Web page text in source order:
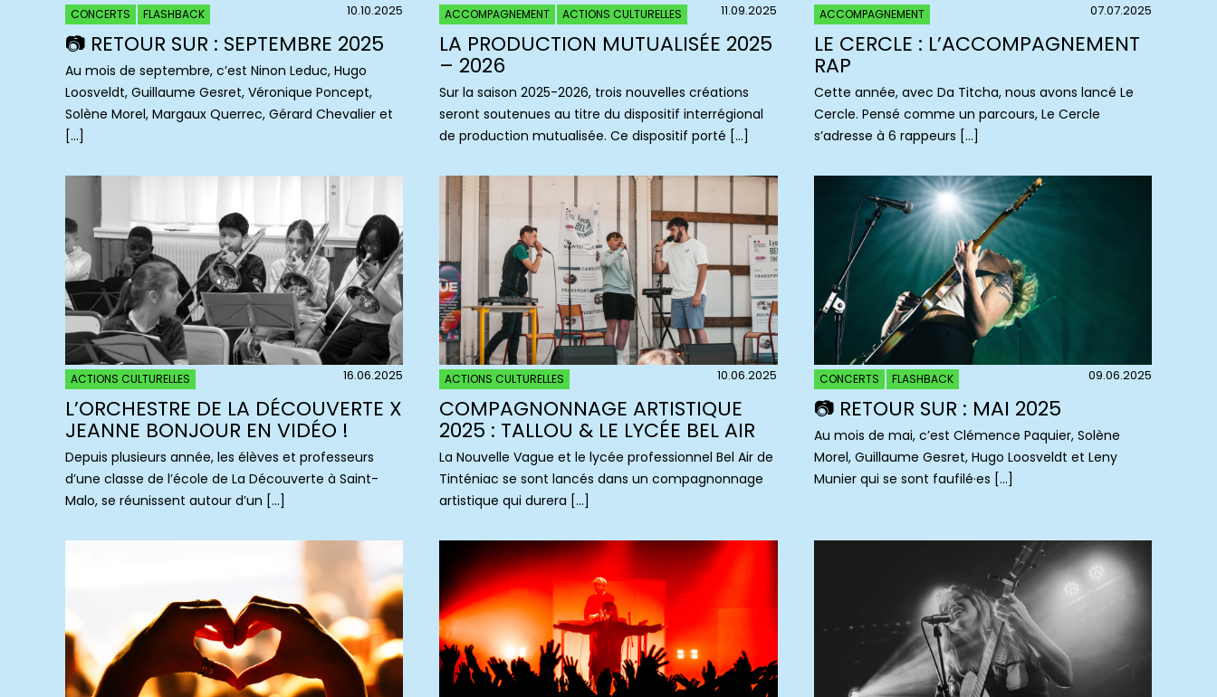
CONCERTS FLASHBACK 10.10.2025
📷 RETOUR SUR : SEPTEMBRE 2025
Au mois de septembre, c’est Ninon Leduc, Hugo
Loosveldt, Guillaume Gesret, Véronique Poncept,
Solène Morel, Margaux Querrec, Gérard Chevalier et
[…]
ACCOMPAGNEMENT ACTIONS CULTURELLES 11.09.2025
LA PRODUCTION MUTUALISÉE 2025
– 2026
Sur la saison 2025-2026, trois nouvelles créations
seront soutenues au titre du dispositif interrégional
de production mutualisée. Ce dispositif porté […]
ACCOMPAGNEMENT 07.07.2025
LE CERCLE : L’ACCOMPAGNEMENT
RAP
Cette année, avec Da Titcha, nous avons lancé Le
Cercle. Pensé comme un parcours, Le Cercle
s’adresse à 6 rappeurs […]
ACTIONS CULTURELLES 16.06.2025
L’ORCHESTRE DE LA DÉCOUVERTE X
JEANNE BONJOUR EN VIDÉO !
Depuis plusieurs année, les élèves et professeurs
d’une classe de l’école de La Découverte à Saint-
Malo, se réunissent autour d’un […]
ACTIONS CULTURELLES 10.06.2025
COMPAGNONNAGE ARTISTIQUE
2025 : TALLOU & LE LYCÉE BEL AIR
La Nouvelle Vague et le lycée professionnel Bel Air de
Tinténiac se sont lancés dans un compagnonnage
artistique qui durera […]
CONCERTS FLASHBACK 09.06.2025
📷 RETOUR SUR : MAI 2025
Au mois de mai, c’est Clémence Paquier, Solène
Morel, Guillaume Gesret, Hugo Loosveldt et Leny
Munier qui se sont faufilé·es […]